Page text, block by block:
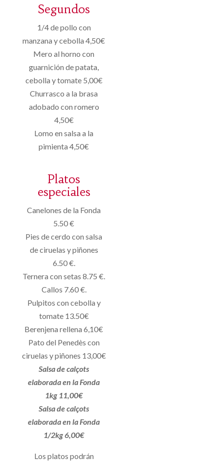
Segundos
1/4 de pollo con
manzana y cebolla 4,50€
Mero al horno con
guarnición de patata,
cebolla y tomate 5,00€
Churrasco a la brasa
adobado con romero
4,50€
Lomo en salsa a la
pimienta 4,50€
Platos
especiales
Canelones de la Fonda
5.50 €
Pies de cerdo con salsa
de ciruelas y piñones
6.50 €.
Ternera con setas 8.75 €.
Callos 7.60 €.
Pulpitos con cebolla y
tomate 13.50€
Berenjena rellena 6,10€
Pato del Penedès con
ciruelas y piñones 13,00€
Salsa de calçots
elaborada en la Fonda
1kg 11,00€
Salsa de calçots
elaborada en la Fonda
1/2kg 6,00€
Los platos podrán